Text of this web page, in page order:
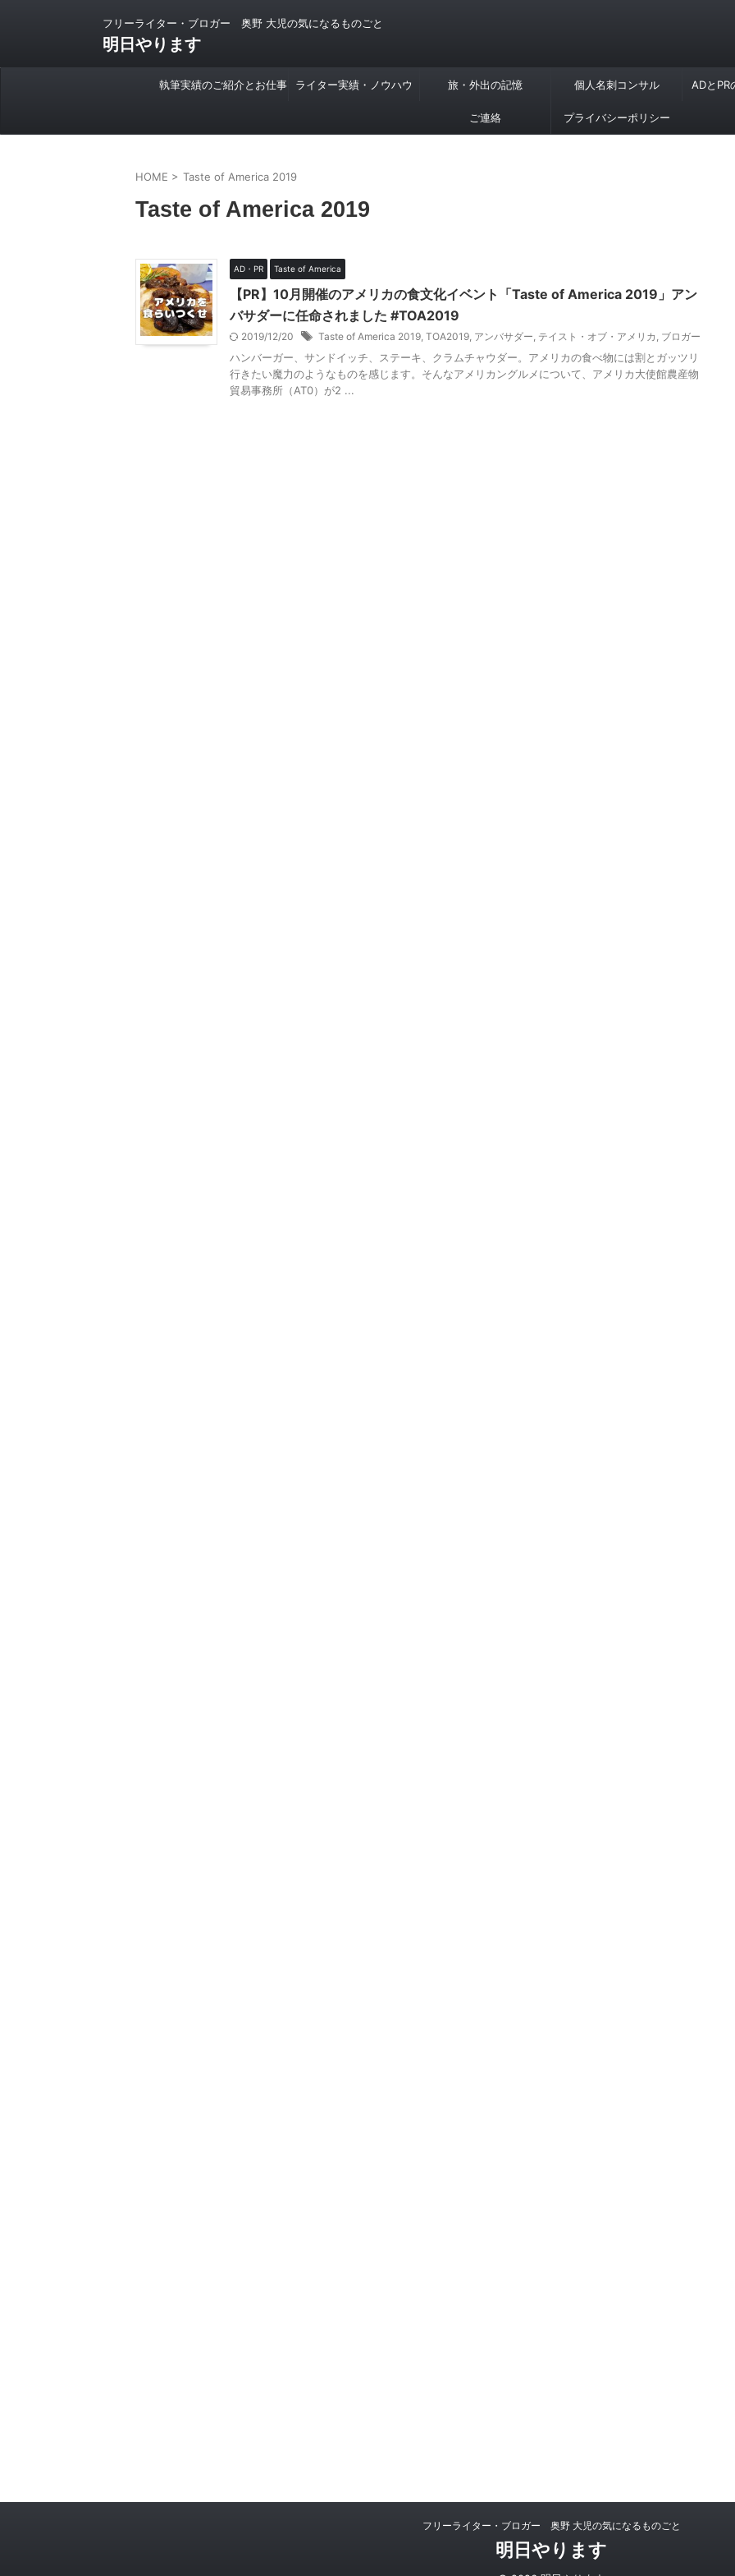
フリーライター・ブロガー 奥野 大児の気になるものごと
明日やります
執筆実績のご紹介とお仕事 ライター実績・ノウハウ 旅・外出の記憶 個人名刺コンサル ADとPR
ご連絡 プライバシーポリシー
HOME > Taste of America 2019
Taste of America 2019
AD・PR Taste of America
【PR】10月開催のアメリカの食文化イベント「Taste of America 2019」アン
バサダーに任命されました #TOA2019
2019/12/20 Taste of America 2019, TOA2019, アンバサダー, テイスト・オブ・アメリカ , ブロガー
ハンバーガー、サンドイッチ、ステーキ、クラムチャウダー。アメリカの食べ物には割とガッツリ
行きたい魔力のようなものを感じます。そんなアメリカングルメについて、アメリカ大使館農産物
貿易事務所（AT0）が2 ...
フリーライター・ブロガー 奥野 大児の気になるものごと
明日やります